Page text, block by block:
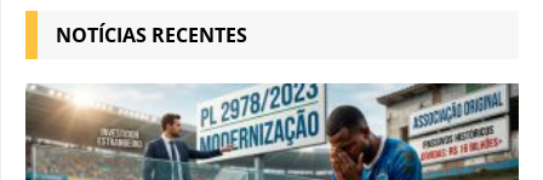
NOTÍCIAS RECENTES